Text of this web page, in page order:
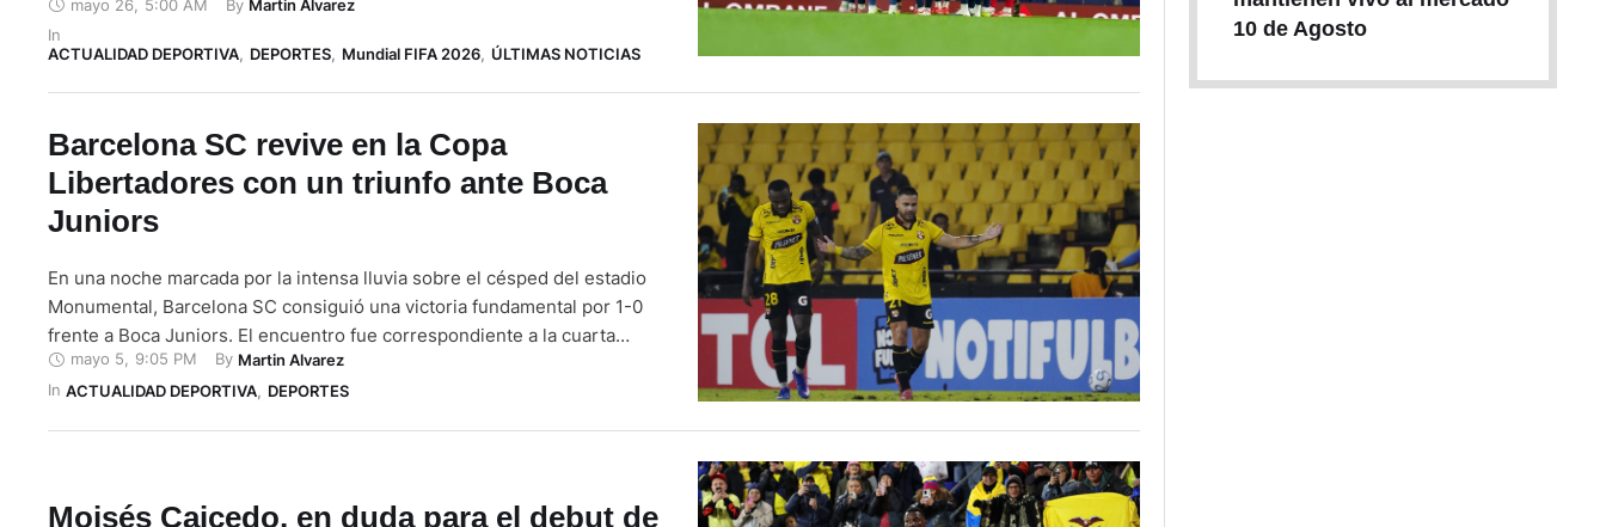
base operativa oficial de la 'Tri', lugar donde el equipo se concentrará y
mantendrá sus entrenamientos durante todo …
mayo 26 5:00 AM By Martin Alvarez
In
ACTUALIDAD DEPORTIVA, DEPORTES, Mundial FIFA 2026, ÚLTIMAS NOTICIAS
Barcelona SC revive en la Copa
Libertadores con un triunfo ante Boca
Juniors
En una noche marcada por la intensa lluvia sobre el césped del estadio
Monumental, Barcelona SC consiguió una victoria fundamental por 1-0
frente a Boca Juniors. El encuentro fue correspondiente a la cuarta
fecha del Grupo D de la Conmebol Libertadores 2026 disputado este
martes 5 de mayo. Además, otorgó al conjunto ecuatoriano tres puntos
mayo 5 9:05 PM By Martin Alvarez
In ACTUALIDAD DEPORTIVA, DEPORTES
Moisés Caicedo, en duda para el debut de
10 de Agosto